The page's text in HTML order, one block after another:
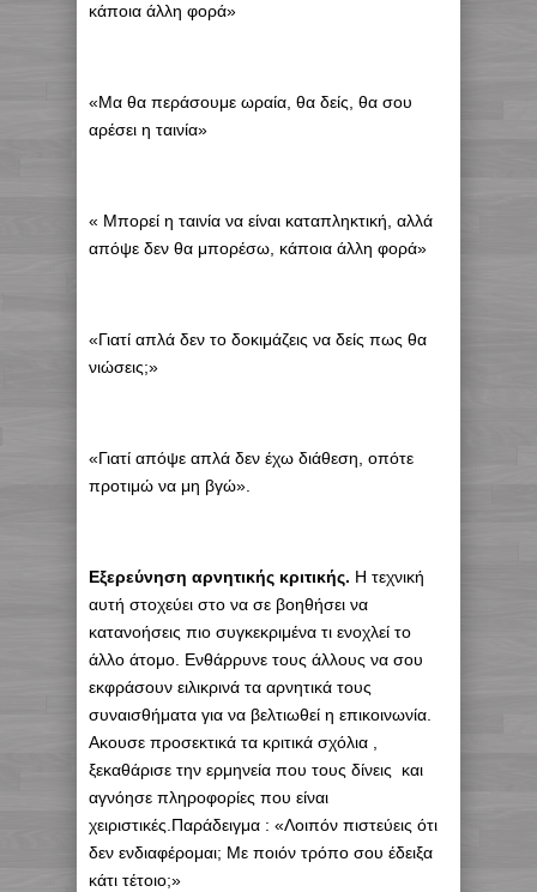
κάποια άλλη φορά»
«Μα θα περάσουμε ωραία, θα δείς, θα σου
αρέσει η ταινία»
« Μπορεί η ταινία να είναι καταπληκτική, αλλά
απόψε δεν θα μπορέσω, κάποια άλλη φορά»
«Γιατί απλά δεν το δοκιμάζεις να δείς πως θα
νιώσεις;»
«Γιατί απόψε απλά δεν έχω διάθεση, οπότε
προτιμώ να μη βγώ».
Εξερεύνηση αρνητικής κριτικής. Η τεχνική
αυτή στοχεύει στο να σε βοηθήσει να
κατανοήσεις πιο συγκεκριμένα τι ενοχλεί το
άλλο άτομο. Ενθάρρυνε τους άλλους να σου
εκφράσουν ειλικρινά τα αρνητικά τους
συναισθήματα για να βελτιωθεί η επικοινωνία.
Ακουσε προσεκτικά τα κριτικά σχόλια ,
ξεκαθάρισε την ερμηνεία που τους δίνεις και
αγνόησε πληροφορίες που είναι
χειριστικές.Παράδειγμα : «Λοιπόν πιστεύεις ότι
δεν ενδιαφέρομαι; Με ποιόν τρόπο σου έδειξα
κάτι τέτοιο;»